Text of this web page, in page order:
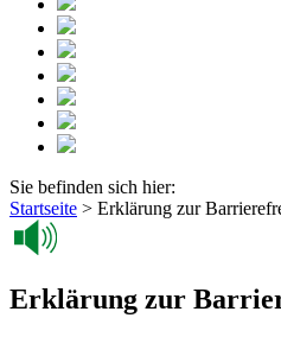
Sie befinden sich hier:
Startseite > Erklärung zur
Erklärung zur